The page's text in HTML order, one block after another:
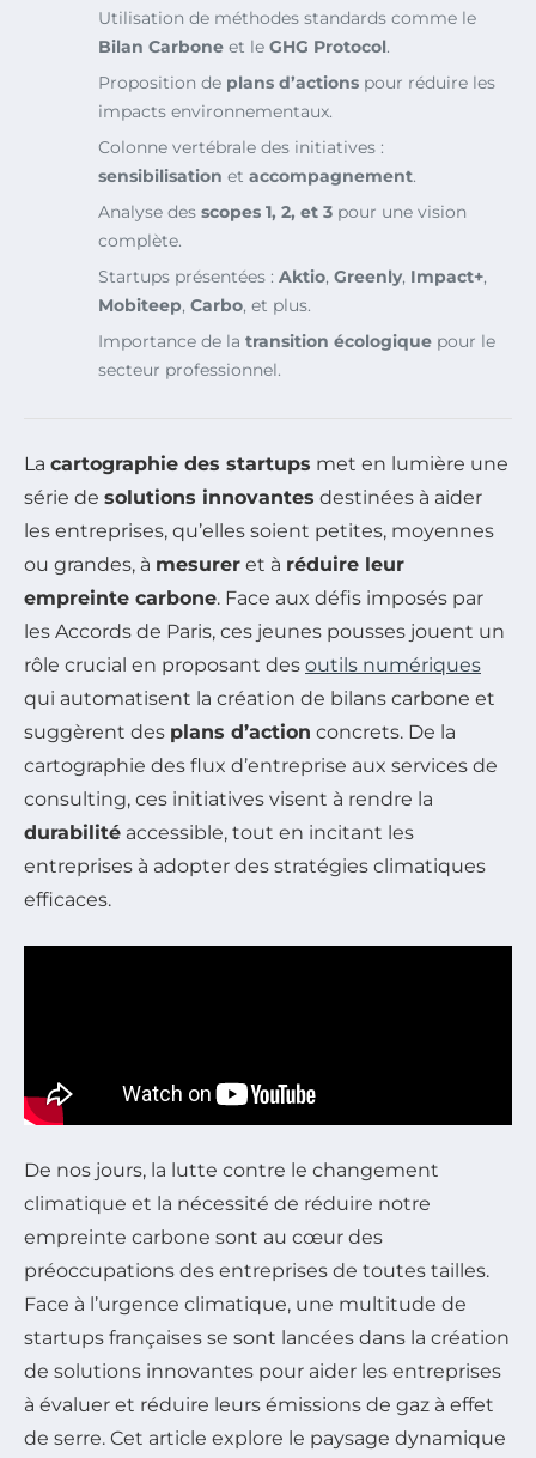
Utilisation de méthodes standards comme le
Bilan Carbone et le GHG Protocol.
Proposition de plans d’actions pour réduire les
impacts environnementaux.
Colonne vertébrale des initiatives :
sensibilisation et accompagnement.
Analyse des scopes 1, 2, et 3 pour une vision
complète.
Startups présentées : Aktio, Greenly, Impact+,
Mobiteep, Carbo, et plus.
Importance de la transition écologique pour le
secteur professionnel.
La cartographie des startups met en lumière une
série de solutions innovantes destinées à aider
les entreprises, qu’elles soient petites, moyennes
ou grandes, à mesurer et à réduire leur
empreinte carbone. Face aux défis imposés par
les Accords de Paris, ces jeunes pousses jouent un
rôle crucial en proposant des outils numériques
qui automatisent la création de bilans carbone et
suggèrent des plans d’action concrets. De la
cartographie des flux d’entreprise aux services de
consulting, ces initiatives visent à rendre la
durabilité accessible, tout en incitant les
entreprises à adopter des stratégies climatiques
efficaces.
De nos jours, la lutte contre le changement
climatique et la nécessité de réduire notre
empreinte carbone sont au cœur des
préoccupations des entreprises de toutes tailles.
Face à l’urgence climatique, une multitude de
startups françaises se sont lancées dans la création
de solutions innovantes pour aider les entreprises
à évaluer et réduire leurs émissions de gaz à effet
de serre. Cet article explore le paysage dynamique